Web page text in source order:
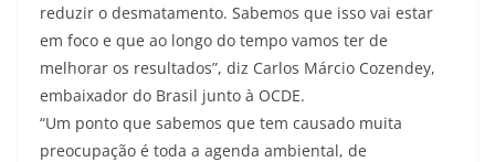
reduzir o desmatamento. Sabemos que isso vai estar
em foco e que ao longo do tempo vamos ter de
melhorar os resultados”, diz Carlos Márcio Cozendey,
embaixador do Brasil junto à OCDE.
“Um ponto que sabemos que tem causado muita
preocupação é toda a agenda ambiental, de